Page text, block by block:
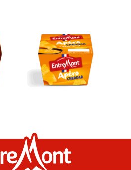
L’apéro à dipper au cheddar